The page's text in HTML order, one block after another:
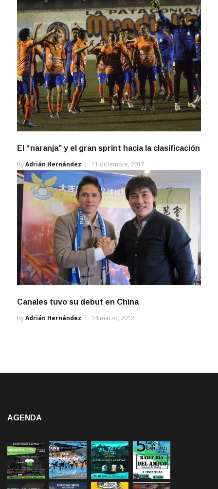
El “naranja” y el gran sprint hacia la clasificación
ByAdrián Hernández 11 diciembre, 2017
Canales tuvo su debut en China
ByAdrián Hernández 14 marzo, 2012
AGENDA